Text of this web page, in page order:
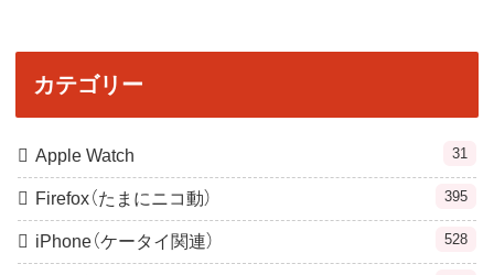
カテゴリー
Apple Watch 31
Firefox（たまにニコ動） 395
iPhone（ケータイ関連） 528